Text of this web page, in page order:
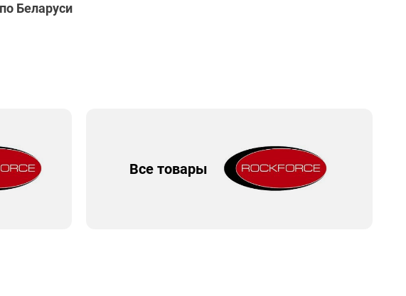
по Беларуси
Все товары